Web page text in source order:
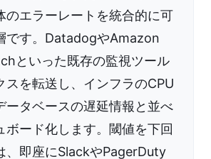
のエラーレートを統合的に可
です。DatadogやAmazon
といった既存の監視ツール
スを転送し、インフラのCPU
ータベースの遅延情報と並べ
ボード化します。閾値を下回
、即座にSlackやPagerDuty